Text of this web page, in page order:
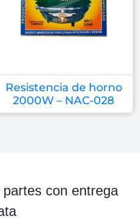
Resistencia de horno
2000W – NAC-028
con entrega